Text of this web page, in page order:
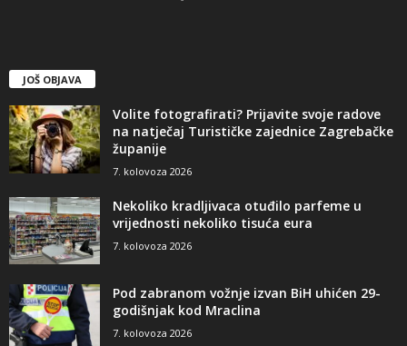
JOŠ OBJAVA
Volite fotografirati? Prijavite svoje radove
na natječaj Turističke zajednice Zagrebačke
županije
7. kolovoza 2026
Nekoliko kradljivaca otuđilo parfeme u
vrijednosti nekoliko tisuća eura
7. kolovoza 2026
Pod zabranom vožnje izvan BiH uhićen 29-
godišnjak kod Mraclina
7. kolovoza 2026